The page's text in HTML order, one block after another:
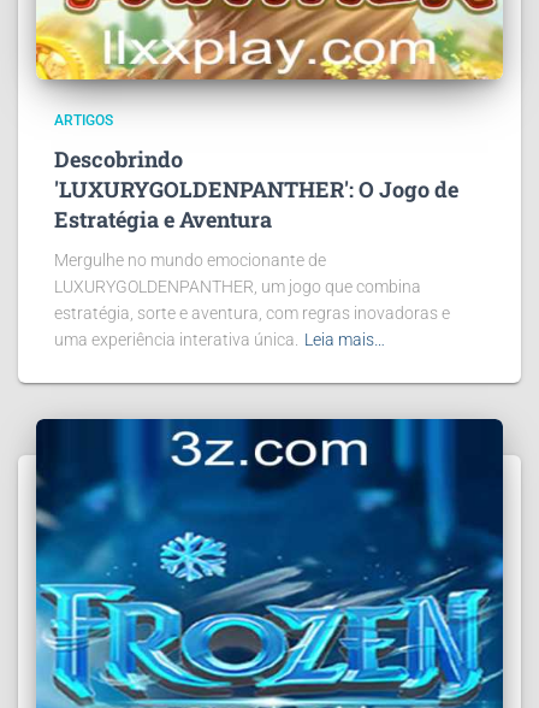
ARTIGOS
Descobrindo
'LUXURYGOLDENPANTHER': O Jogo de
Estratégia e Aventura
Mergulhe no mundo emocionante de
LUXURYGOLDENPANTHER, um jogo que combina
estratégia, sorte e aventura, com regras inovadoras e
uma experiência interativa única.
Leia mais…